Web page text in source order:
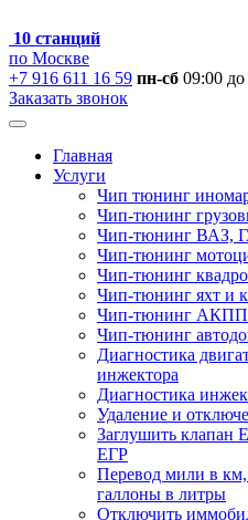
10 станций
по Москве
+7 916 611 16 59 пн-сб 09:00
Заказать звонок
Главная
Услуги
Чип тюнинг
Чип-тюнинг
Чип-тюнинг ВАЗ,
Чип-тюнинг
Чип-тюнинг
Чип-тюнинг яхт и
Чип-тюнинг АКПП
Чип-тюнинг
Диагностика
инжектора
Диагностика
Удаление и
Заглушить клапан
ЕГР
Перевод мили в
галлоны в литры
Отключить